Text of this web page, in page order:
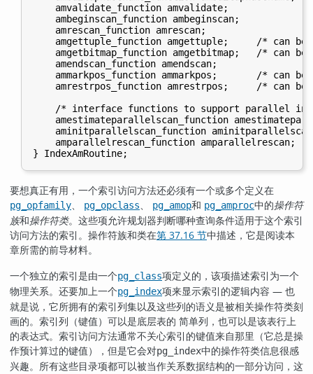
    amvalidate_function amvalidate;
    ambeginscan_function ambeginscan;
    amrescan_function amrescan;
amgettuple_function amgettuple;     /* can be
amgetbitmap_function amgetbitmap;   /* can be
    amendscan_function amendscan;
ammarkpos_function ammarkpos;       /* can be
amrestrpos_function amrestrpos;     /* can be
/* interface functions to support parallel
amestimateparallelscan_function
aminitparallelscan_function
amparallelrescan_function amparallelrescan;
要想真正有用，一个索引访问方法还必须有一个或多个定义在
pg_opfamily pg_opclass pg_amop和 pg_amproc中的操作符
族和操作符类。这些项允许规划器判断哪种查询条件适用于这个索引
访问方法的索引。操作符族和类在第 37.16 节中描述，它是阅读本
章所需的前导材料。
一个独立的索引是由一个pg_class项定义的，该项描述索引为一个
物理关系。还要加上一个pg_index项来显示索引的逻辑内容 — 也
就是说，它所拥有的索引列集以及这些列的语义是被相关操作符类刻
画的。索引列（键值）可以是底层表的 简单列，也可以是该表行上
的表达式。索引访问方法通常不关心索引的键值来自那里（它总是操
作预计算过的键值），但是它会对pg_index中的操作符类信息很感
兴趣。所有这些目录项都可以被当作关系数据结构的一部分访问，这